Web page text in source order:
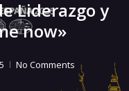
Liderazgo y
now»
No Comments